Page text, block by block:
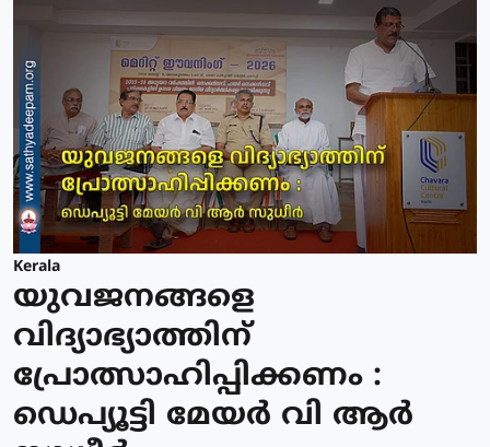
Kerala
യുവജനങ്ങളെ
വിദ്യാഭ്യാത്തിന്
പ്രോത്സാഹിപ്പിക്കണം :
ഡെപ്യൂട്ടി മേയർ വി ആർ